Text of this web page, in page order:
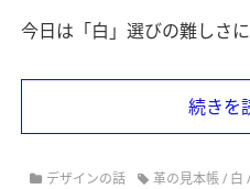
今日は「白」選びの難しさに
続きを
デザインの話 革の見本帳/ 白 /